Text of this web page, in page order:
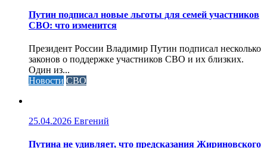
Путин подписал новые льготы для семей участников
СВО: что изменится
Президент России Владимир Путин подписал несколько
законов о поддержке участников СВО и их близких.
Один из...
Новости СВО
25.04.2026 Евгений
Путина не удивляет, что предсказания Жириновского